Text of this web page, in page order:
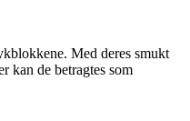
Med deres smukt
kan de betragtes som